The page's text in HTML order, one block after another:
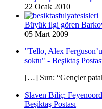
22 Ocak 2010
Büyük ilgi gören
05 Mart 2009
"Tello, Alex
soktu" - Beşiktaş
[…] Sun: “Gençler
Slaven Biliç:
Beşiktaş Postası